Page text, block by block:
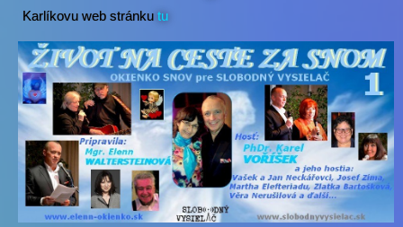
Karlíkovu web stránku tu